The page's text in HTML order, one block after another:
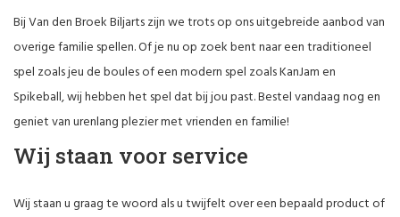
Bij Van den Broek Biljarts zijn we trots op ons uitgebreide aanbod van
overige familie spellen. Of je nu op zoek bent naar een traditioneel
spel zoals jeu de boules of een modern spel zoals KanJam en
Spikeball, wij hebben het spel dat bij jou past. Bestel vandaag nog en
geniet van urenlang plezier met vrienden en familie!
Wij staan voor service
Wij staan u graag te woord als u twijfelt over een bepaald product of